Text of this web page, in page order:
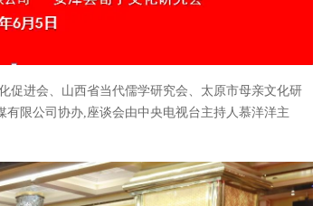
促进会、山西省当代儒学研究会、太原市母亲文化研
限公司协办,座谈会由中央电视台主持人慕洋洋主